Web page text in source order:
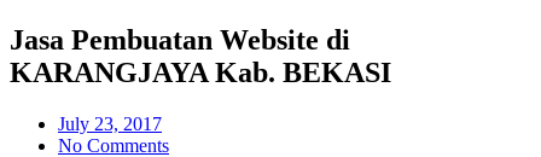
Jasa Pembuatan Website di
KARANGJAYA Kab. BEKASI
July 23, 2017
No Comments